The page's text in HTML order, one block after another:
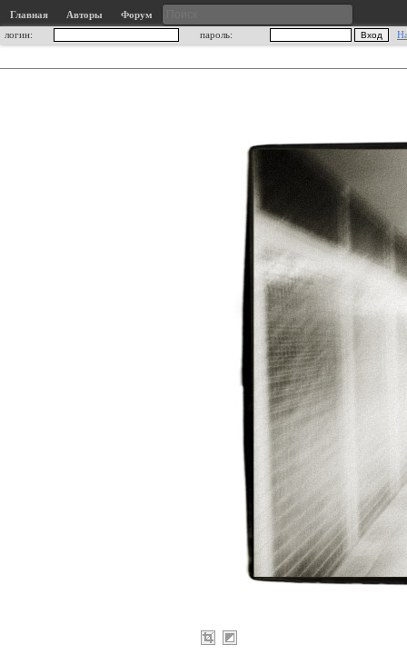
Главная Авторы
Форум
логин:
пароль: